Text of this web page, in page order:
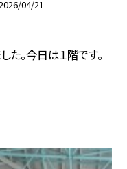
04/21
。今日は１階です。